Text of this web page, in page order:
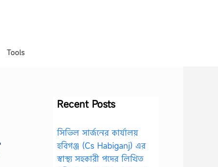
Tools
Recent Posts
সিভিল সার্জনের কার্যালয়
হবিগঞ্জ (Cs Habiganj) এর
স্বাস্থ্য সহকারী পদের লিখিত